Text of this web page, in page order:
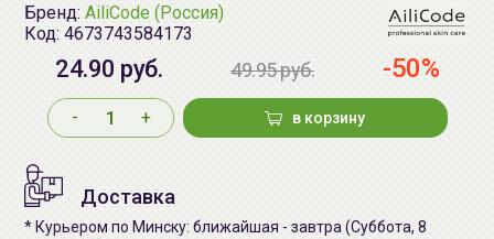
Бренд: AiliCode (Россия)
Код: 4673743584173
24.90 руб. 49.95 руб. -50%
- + в корзину
Доставка
* Курьером по Минску: ближайшая - завтра (Суббота, 8